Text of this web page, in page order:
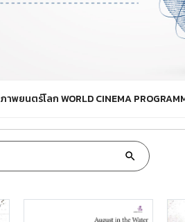
ภาพยนตร์โลก WORLD CINEMA